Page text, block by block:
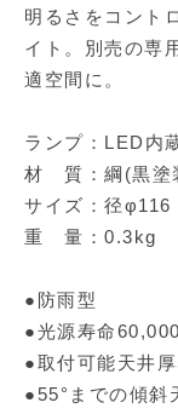
明るさをコント
イト。別売の専
適空間に。
ランプ：LED内
材 質：綱(黒塗
サイズ：径
重 量：0.3kg
●防雨型
●光源寿命
●取付可能天井
●55°までの傾斜